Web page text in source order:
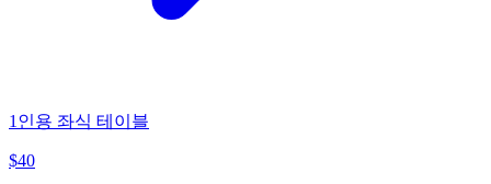
1인용 좌식 테이블
$40